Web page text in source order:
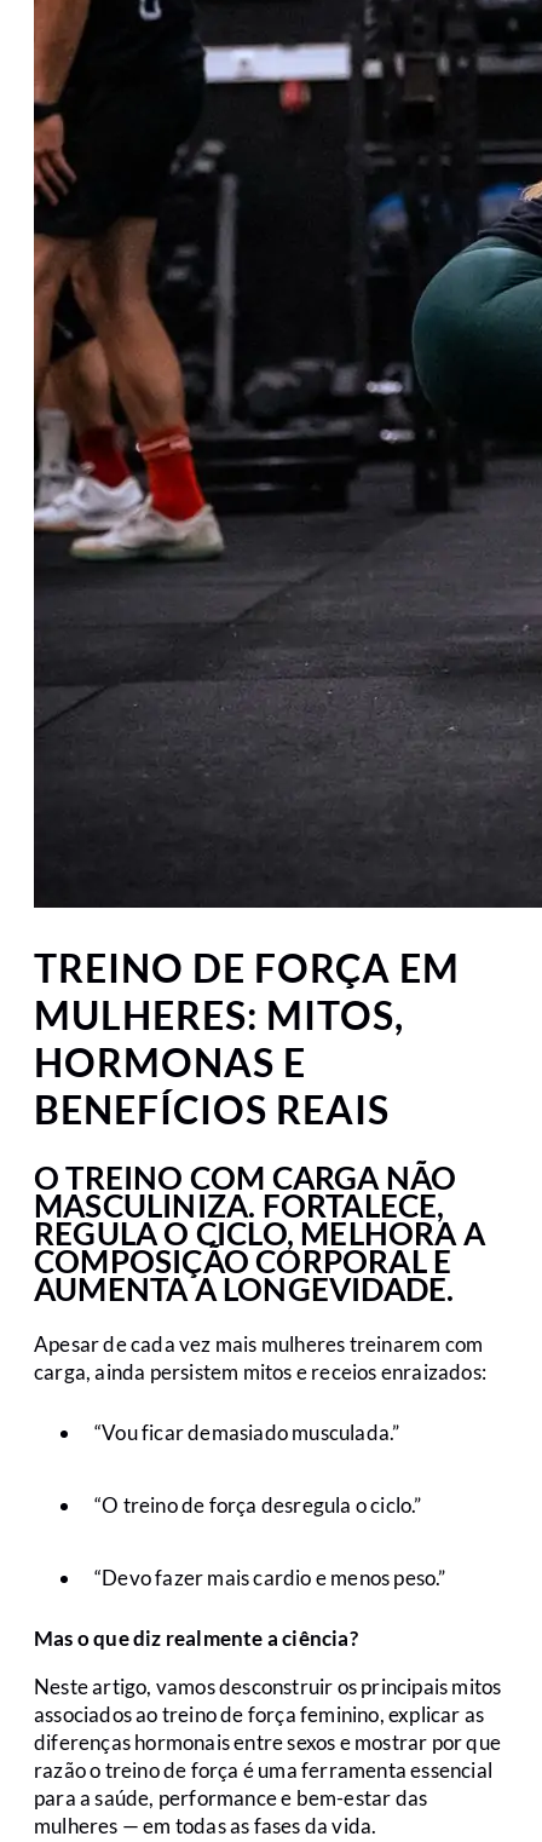
TREINO DE FORÇA EM
MULHERES: MITOS,
HORMONAS E
BENEFÍCIOS REAIS
O TREINO COM CARGA NÃO
MASCULINIZA. FORTALECE,
REGULA O CICLO, MELHORA A
COMPOSIÇÃO CORPORAL E
AUMENTA A LONGEVIDADE.
Apesar de cada vez mais mulheres treinarem com
carga, ainda persistem mitos e receios enraizados:
“Vou ficar demasiado musculada.”
“O treino de força desregula o ciclo.”
“Devo fazer mais cardio e menos peso.”
Mas o que diz realmente a ciência?
Neste artigo, vamos desconstruir os principais mitos
associados ao treino de força feminino, explicar as
diferenças hormonais entre sexos e mostrar por que
razão o treino de força é uma ferramenta essencial
para a saúde, performance e bem-estar das
mulheres — em todas as fases da vida.